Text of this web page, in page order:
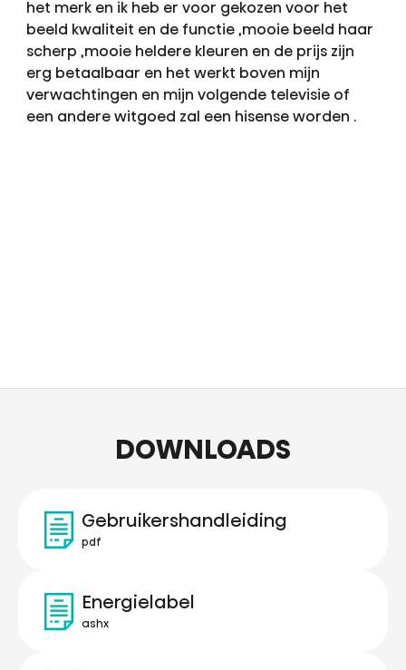
het merk en ik heb er voor gekozen voor het
beeld kwaliteit en de functie ,mooie beeld haar
scherp ,mooie heldere kleuren en de prijs zijn
erg betaalbaar en het werkt boven mijn
verwachtingen en mijn volgende televisie of
een andere witgoed zal een hisense worden .
DOWNLOADS
Gebruikershandleiding
pdf
Energielabel
ashx